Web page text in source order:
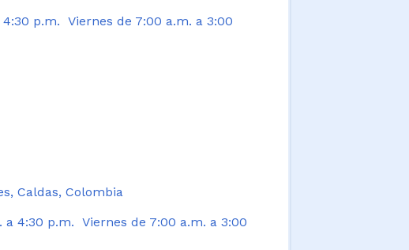
p.m. Viernes de 7:00 a.m. a 3:00
Caldas, Colombia
a 4:30 p.m. Viernes de 7:00 a.m. a 3:00